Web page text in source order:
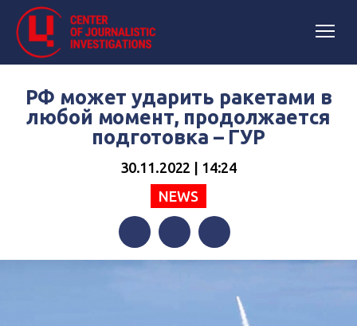
РФ может ударить ракетами в
любой момент, продолжается
подготовка – ГУР
30.11.2022 | 14:24
NEWS
FacebookTwitterTelegram